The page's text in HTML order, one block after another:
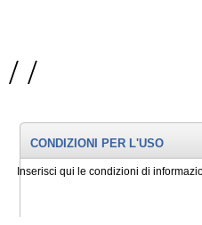
/ /
CONDIZIONI PER L'USO
Inserisci qui le condizioni di